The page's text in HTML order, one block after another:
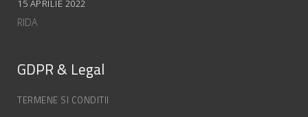
15 APRILIE 2022
RIDA
GDPR & Legal
TERMENE SI CONDITII